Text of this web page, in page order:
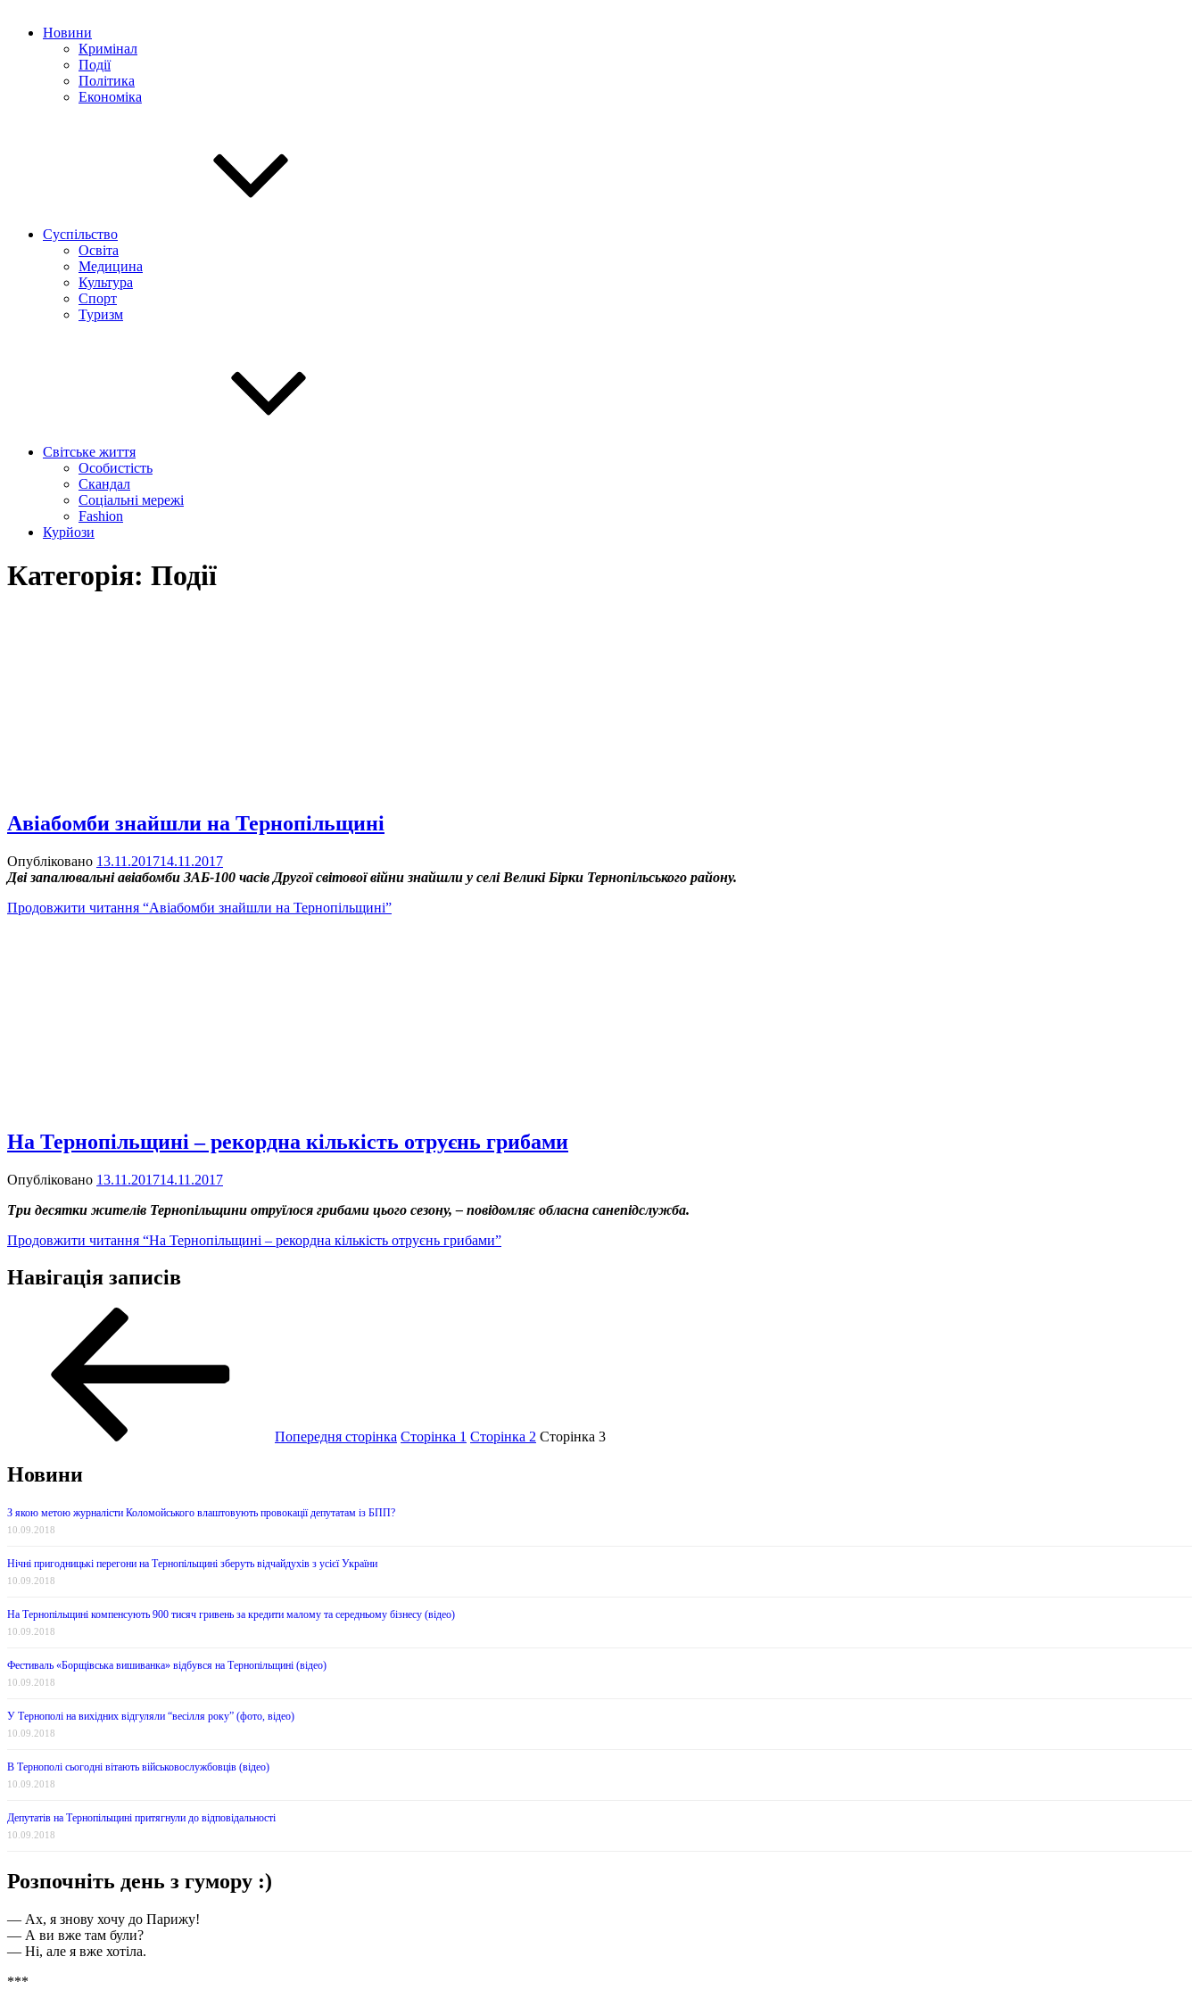
Новини
Кримінал
Події
Політика
Економіка
Суспільство
Освіта
Медицина
Культура
Спорт
Туризм
Світське життя
Особистість
Скандал
Соціальні мережі
Fashion
Курйози
Категорія: Події
Авіабомби знайшли на Тернопільщині
Опубліковано 13.11.201714.11.2017
Дві запалювальні авіабомби ЗАБ-100 часів Другої світової війни знайшли у селі Великі Бірки Тернопільського району.
Продовжити читання “Авіабомби знайшли на Тернопільщині”
На Тернопільщині – рекордна кількість отруєнь грибами
Опубліковано 13.11.201714.11.2017
Три десятки жителів Тернопільщини отруїлося грибами цього сезону, – повідомляє обласна санепідслужба.
Продовжити читання “На Тернопільщині – рекордна кількість отруєнь грибами”
Навігація записів
Попередня сторінка Сторінка 1 Сторінка 2 Сторінка 3
Новини
З якою метою журналісти Коломойського влаштовують провокації депутатам із БПП?
10.09.2018
Нічні пригодницькі перегони на Тернопільщині зберуть відчайдухів з усієї України
10.09.2018
На Тернопільщині компенсують 900 тисяч гривень за кредити малому та середньому бізнесу (відео)
10.09.2018
Фестиваль «Борщівська вишиванка» відбувся на Тернопільщині (відео)
10.09.2018
У Тернополі на вихідних відгуляли “весілля року” (фото, відео)
10.09.2018
В Тернополі сьогодні вітають військовослужбовців (відео)
10.09.2018
Депутатів на Тернопільщині притягнули до відповідальності
10.09.2018
Розпочніть день з гумору :)
— Ах, я знову хочу до Парижу!
— А ви вже там були?
— Ні, але я вже хотіла.
***